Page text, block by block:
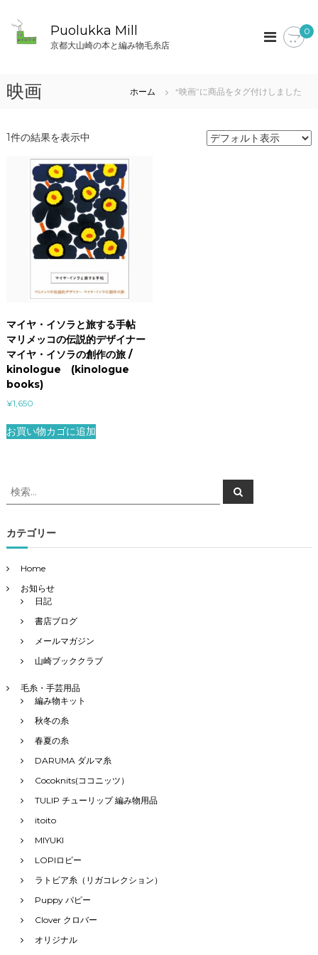
へ
ス
プ
Puolukka Mill
京都大山崎の本と編み物毛糸店
0
映画 ホーム “映画”に商品をタグ付けしました
1件の結果を表示中
マイヤ・イソラと旅する手帖
マリメッコの伝説的デザイナー
マイヤ・イソラの創作の旅 /
kinologue (kinologue
books)
¥1,650
お買い物カゴに追加
検
索
象
:
検
索
カテゴリー
Home
お知らせ
日記
書店ブログ
メールマガジン
山崎ブッククラブ
毛糸・手芸用品
編み物キット
秋冬の糸
春夏の糸
DARUMA ダルマ糸
Cocoknits(ココニッツ）
TULIP チューリップ 編み物用品
itoito
MIYUKI
LOPIロピー
ラトビア糸（リガコレクション）
Puppy パピー
Clover クロバー
オリジナル